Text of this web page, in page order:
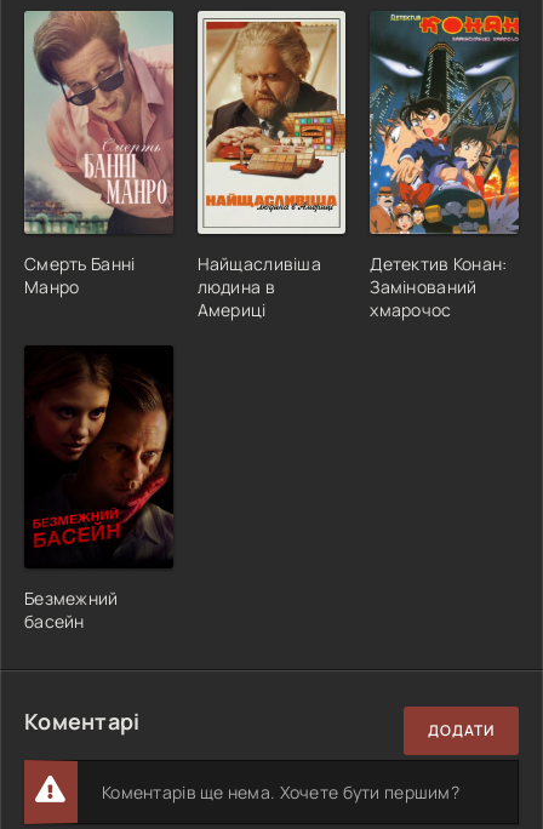
Смерть Банні
Манро
Найщасливіша
людина в
Америці
Детектив Конан:
Замінований
хмарочос
Безмежний
басейн
Коментарі ДОДАТИ
Коментарів ще нема. Хочете бути першим?